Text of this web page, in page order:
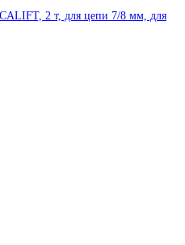
2 т, для цепи 7/8 мм, для